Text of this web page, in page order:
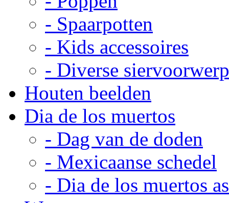
- Spaarpotten
- Kids accessoires
- Diverse
Houten beelden
Dia de los muertos
- Dag van de doden
- Mexicaanse schedel
- Dia de los muertos